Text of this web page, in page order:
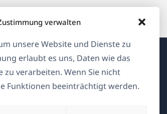
verwalten
unsere Website und Dienste zu
erlaubt es uns, Daten wie das
zu verarbeiten. Wenn Sie nicht
Funktionen beeinträchtigt werden.
Über WPML
Team beitreten